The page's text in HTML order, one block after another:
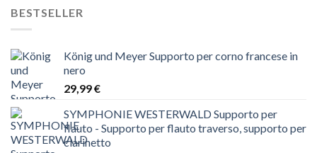
BESTSELLER
König und Meyer Supporto per corno francese in
nero
29,99€
SYMPHONIE WESTERWALD Supporto per
flauto - Supporto per flauto traverso, supporto per
clarinetto